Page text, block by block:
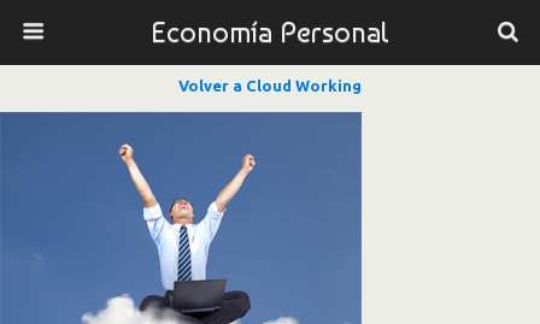
Economía Personal
Volver a Cloud Working